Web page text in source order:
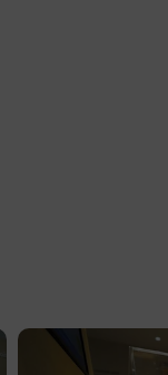
En savoir plus